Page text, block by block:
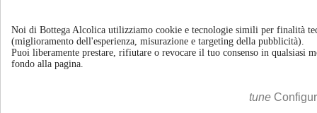
Informazioni Mostra/nascondi link informazioni 
Ristoranti - Bar - Catering - Hotel
Noi di Bottega Alcolica utilizziamo cookie e tecnologie simili per finalità
(miglioramento dell'esperienza, misurazione e targeting della pubblicità).
Puoi liberamente prestare, rifiutare o revocare il tuo consenso in qualsiasi
fondo alla pagina.
tune